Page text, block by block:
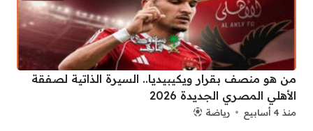
من هو منصف بقرار ويكيبيديا.. السيرة الذاتية لصفقة
الأهلي المصري الجديدة 2026
منذ 4 أسابيع رياضة